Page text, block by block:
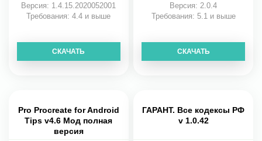
Версия: 1.4.15.2020052001
Требования: 4.4 и выше
СКАЧАТЬ
Версия: 2.0.4
Требования: 5.1 и выше
СКАЧАТЬ
Pro Procreate for Android
Tips v4.6 Мод полная
версия
ГАРАНТ. Все кодексы РФ
v 1.0.42